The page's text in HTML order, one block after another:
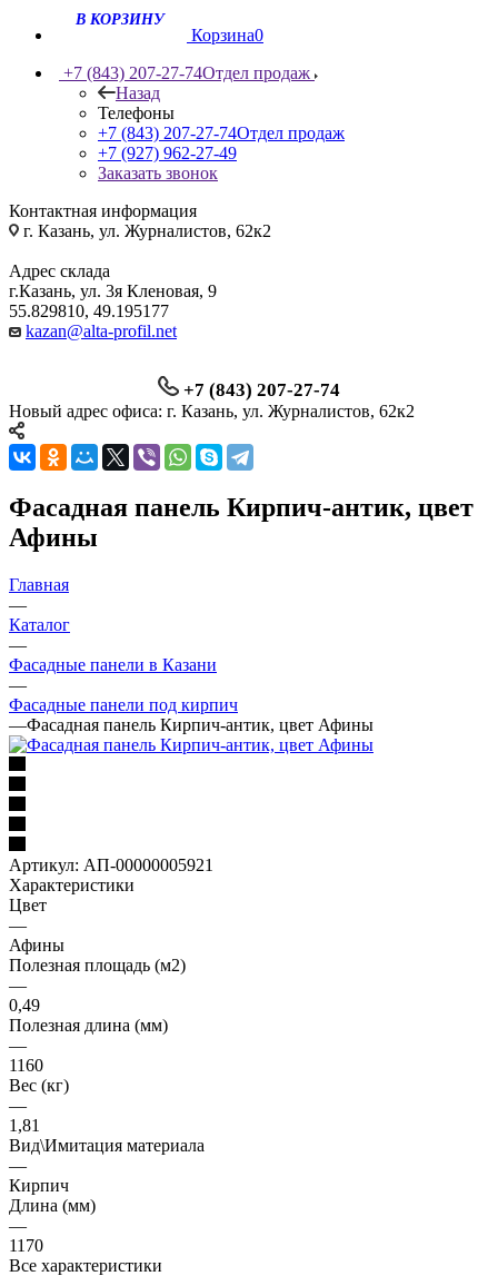
Корзина0
+7 (843) 207-27-74Отдел продаж
Назад
Телефоны
+7 (843) 207-27-74Отдел продаж
+7 (927) 962-27-49
Заказать звонок
Контактная информация
г. Казань, ул. Журналистов, 62к2
Адрес склада
г.Казань, ул. 3я Кленовая, 9
55.829810, 49.195177
kazan@alta-profil.net
+7 (843) 207-27-74
Новый адрес офиса: г. Казань, ул. Журналистов, 62к2
Фасадная панель Кирпич-антик, цвет
Афины
Главная
—
Каталог
—
Фасадные панели в Казани
—
Фасадные панели под кирпич
—Фасадная панель Кирпич-антик, цвет Афины
Артикул: АП-00000005921
Характеристики
Цвет
—
Афины
Полезная площадь (м2)
—
0,49
Полезная длина (мм)
—
1160
Вес (кг)
—
1,81
Вид\Имитация материала
—
Кирпич
Длина (мм)
—
1170
Все характеристики